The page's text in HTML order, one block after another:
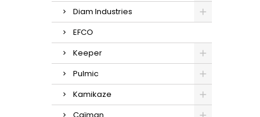
Diam Industries
EFCO
Keeper
Pulmic
Kamikaze